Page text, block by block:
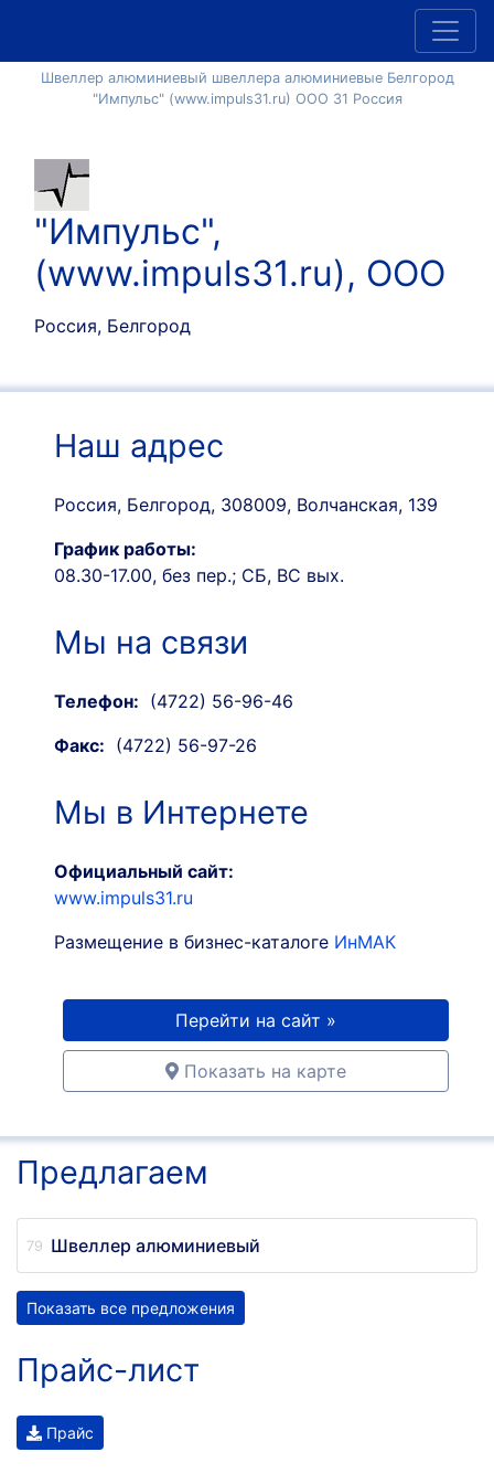
Швеллер алюминиевый швеллера алюминиевые Белгород
"Импульс" (www.impuls31.ru) ООО 31 Россия
"Импульс",
(www.impuls31.ru), ООО
Россия, Белгород
Наш адрес
Россия, Белгород, 308009, Волчанская, 139
График работы:
08.30-17.00, без пер.; СБ, ВС вых.
Мы на связи
Телефон: (4722) 56-96-46
Факс: (4722) 56-97-26
Мы в Интернете
Официальный сайт:
www.impuls31.ru
Размещение в бизнес-каталоге ИнМАК
Перейти на сайт »
Показать на карте
Предлагаем
Швеллер алюминиевый
Показать все предложения
Прайс-лист
Прайс